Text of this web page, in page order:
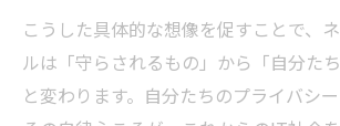
こうした具体的な想像を促すことで、
ルは「守らされるもの」から「自分た
と変わります。自分たちのプライバシー